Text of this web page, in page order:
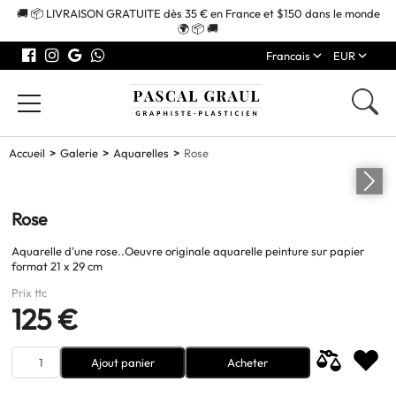
🚚 📦 LIVRAISON GRATUITE dès 35 € en France et $150 dans le monde
🌍 📦 🚚
Francais
EUR
Accueil Galerie Aquarelles Rose
Rose
Aquarelle d'une rose..Oeuvre originale aquarelle peinture sur papier
format 21 x 29 cm
Prix ttc
125 €
Ajout panier Acheter